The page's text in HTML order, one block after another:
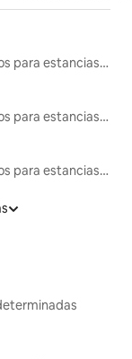
Alojamientos para estancias largas
Alojamientos para estancias largas
Alojamientos para estancias largas